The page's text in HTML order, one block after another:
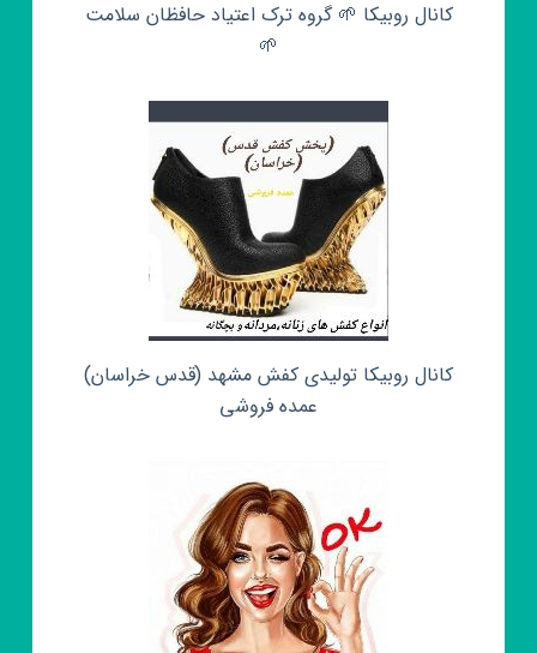
کانال روبیکا 🌱 گروه ترک اعتیاد حافظان سلامت
🌱
کانال روبیکا تولیدی کفش مشهد (قدس خراسان)
عمده فروشی